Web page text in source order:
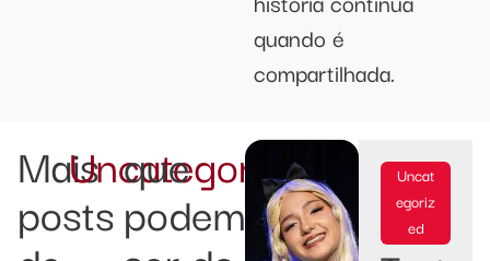
quando é
compartilhada.
Mais
posts
Uncategorized
que
podem
Uncat
egoriz
ed